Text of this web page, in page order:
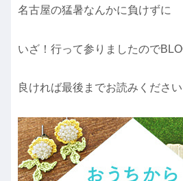
名古屋の猛暑なんかに負けずに
いざ！行って参りましたので
良ければ最後までお読みください